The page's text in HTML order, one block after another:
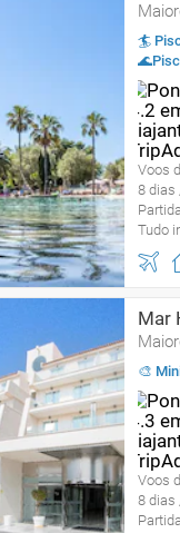
🏄
Voos
8 dias
Tudo
Mar
🎨
Voos
8 dias